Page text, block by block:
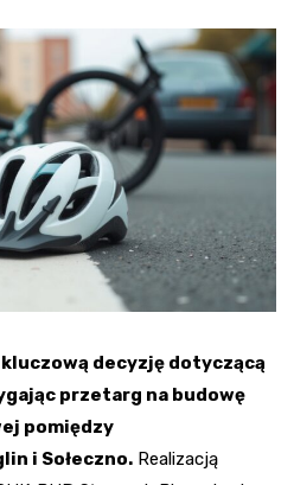
kluczową decyzję dotyczącą
przetarg na budowę
pomiędzy
i Sołeczno. Realizacją